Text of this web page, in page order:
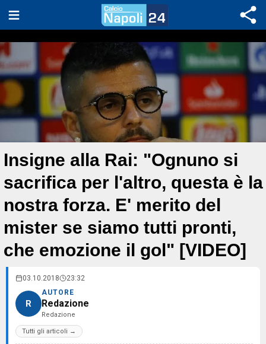
Insigne alla Rai: "Ognuno si
sacrifica per l'altro, questa è la
nostra forza. E' merito del
mister se siamo tutti pronti,
che emozione il gol" [VIDEO]
03.10.2018 23:32
R
AUTORE
Redazione
Redazione
Tutti gli articoli →